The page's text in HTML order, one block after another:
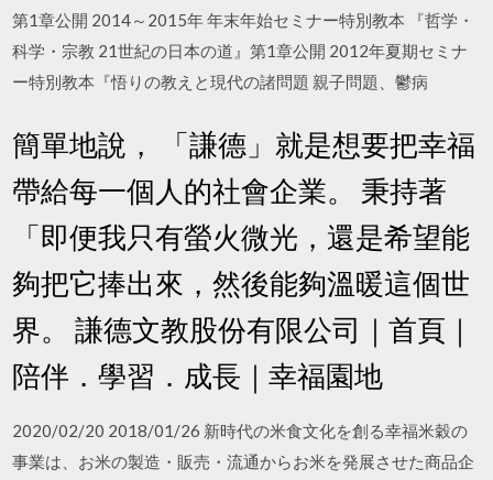
第1章公開 2014～2015年 年末年始セミナー特別教本 『哲学・
科学・宗教 21世紀の日本の道』第1章公開 2012年夏期セミナ
ー特別教本『悟りの教えと現代の諸問題 親子問題、鬱病
簡單地說， 「謙德」就是想要把幸福
帶給每一個人的社會企業。 秉持著
「即便我只有螢火微光，還是希望能
夠把它捧出來，然後能夠溫暖這個世
界。 謙德文教股份有限公司｜首頁｜
陪伴．學習．成長｜幸福園地
2020/02/20 2018/01/26 新時代の米食文化を創る幸福米穀の
事業は、お米の製造・販売・流通からお米を発展させた商品企